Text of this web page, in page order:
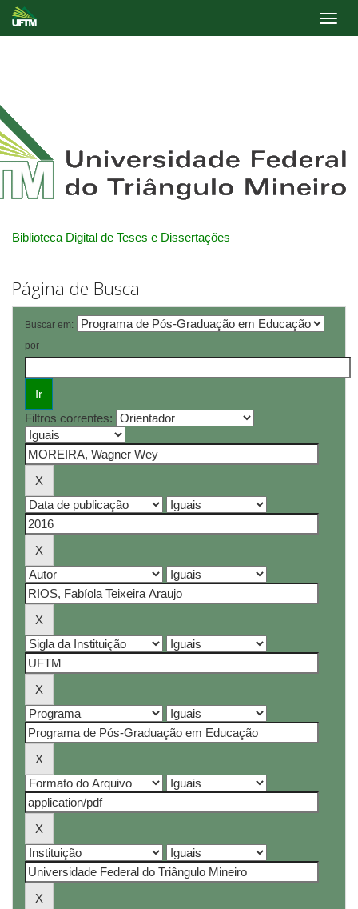
Biblioteca Digital de Teses e Dissertações
Página de Busca
Buscar em:
por
Filtros correntes: